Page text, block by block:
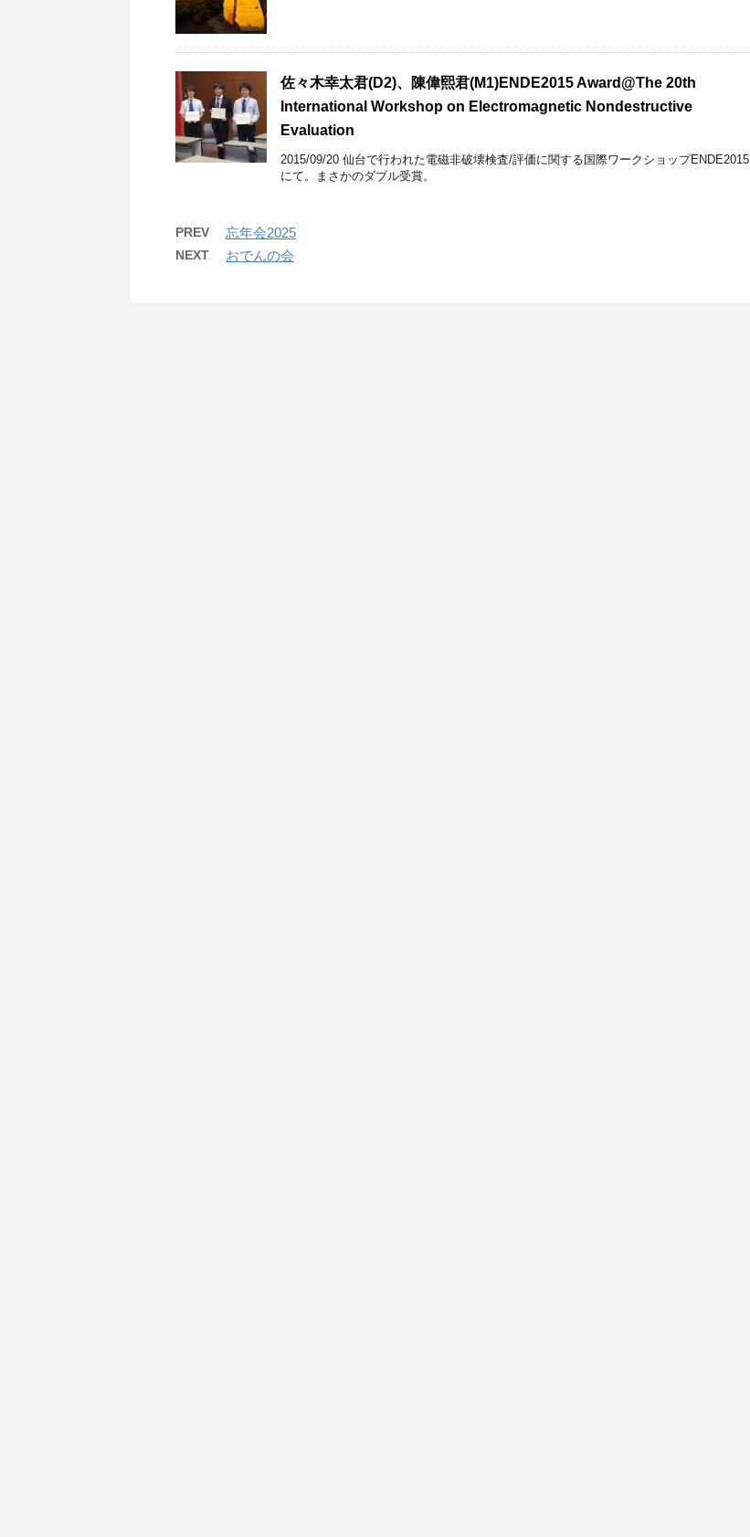
佐々木幸太君(D2)、陳偉熙君(M1)ENDE2015 Award@The 20th
International Workshop on Electromagnetic Nondestructive
Evaluation
2015/09/20 仙台で行われた電磁非破壊検査/評価に関する国際ワークショップENDE2015
にて。まさかのダブル受賞。
PREV 忘年会2025
NEXT おでんの会